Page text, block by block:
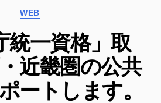
カ
ゴ
リ
ー
WEB
統一資格」取
近畿圏の公共
ートします。